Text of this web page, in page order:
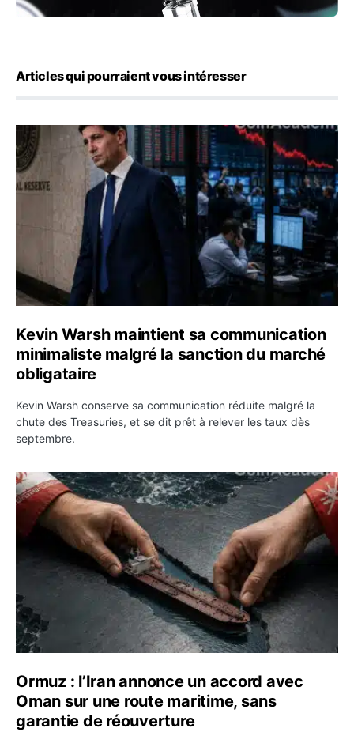
Articles qui pourraient vous intéresser
Kevin Warsh maintient sa communication minimaliste
Kevin Warsh maintient sa communication
minimaliste malgré la sanction du marché
obligataire
Kevin Warsh conserve sa communication réduite malgré la
chute des Treasuries, et se dit prêt à relever les taux dès
septembre.
Ormuz : l’Iran annonce un accord avec Oman sur une
Ormuz : l’Iran annonce un accord avec
Oman sur une route maritime, sans
garantie de réouverture